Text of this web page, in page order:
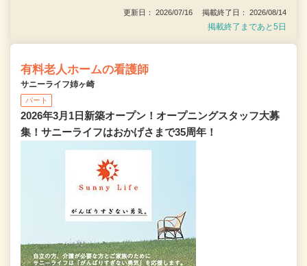
更新日： 2026/07/16 掲載終了日： 2026/08/14
掲載終了まであと5日
有料老人ホームの看護師
サニーライフ姉ヶ崎
パート
2026年3月1日新築オープン！オープニングスタッフ大募
集！サニーライフはおかげさまで35周年！